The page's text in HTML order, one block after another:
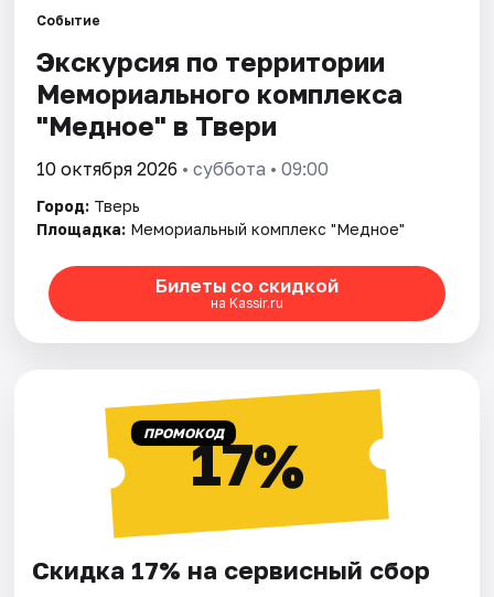
Города
Площадки
Артисты
Рейтинги
Событие
Экскурсия по территории
Мемориального комплекса
"Медное" в Твери
10 октября 2026 • суббота • 09:00
Город: Тверь
Площадка: Мемориальный комплекс "Медное"
Билеты со скидкой
на Kassir.ru
ПРОМОКОД17%
Скидка 17% на сервисный сбор